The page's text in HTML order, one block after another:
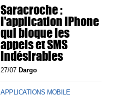
Saracroche :
l'application iPhone
qui bloque les
appels et SMS
indésirables
27/07 Dargo
APPLICATIONS MOBILE